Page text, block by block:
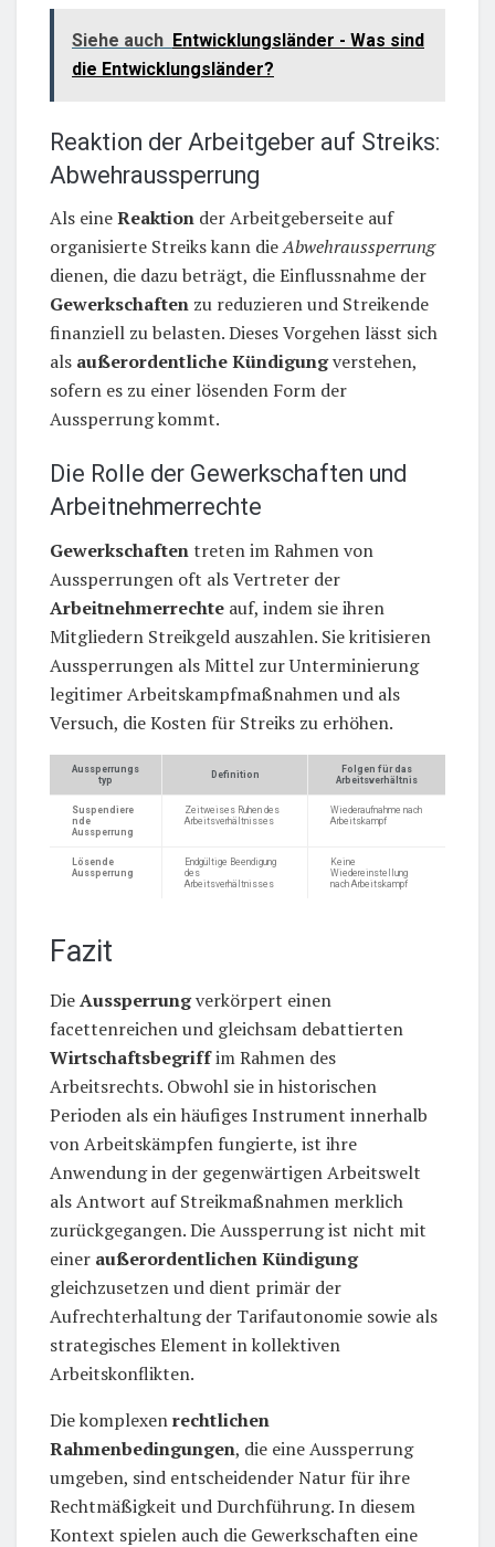
Siehe auch Entwicklungsländer - Was sind
die Entwicklungsländer?
Reaktion der Arbeitgeber auf Streiks:
Abwehraussperrung
Als eineReaktion der Arbeitgeberseite auf
organisierte Streiks kann dieAbwehraussperrung
dienen, die dazu beträgt, die Einflussnahme der
Gewerkschaften zu reduzieren und Streikende
finanziell zu belasten. Dieses Vorgehen lässt sich
als außerordentliche Kündigungverstehen,
sofern es zu einer lösenden Form der
Aussperrung kommt.
Die Rolle der Gewerkschaften und
Arbeitnehmerrechte
Gewerkschaftentreten im Rahmen von
Aussperrungen oft als Vertreter der
Arbeitnehmerrechte auf, indem sie ihren
Mitgliedern Streikgeld auszahlen. Sie kritisieren
Aussperrungen als Mittel zur Unterminierung
legitimer Arbeitskampfmaßnahmen und als
Versuch, die Kosten für Streiks zu erhöhen.
Aussperrungs
typ
Definition
Folgen für das
Arbeitsverhältnis
Suspendiere
nde
Aussperrung
Zeitweises Ruhen des
Arbeitsverhältnisses
Wiederaufnahme nach
Arbeitskampf
Lösende
Aussperrung
Endgültige Beendigung
des
Arbeitsverhältnisses
Keine
Wiedereinstellung
nach Arbeitskampf
Fazit
DieAussperrungverkörpert einen
facettenreichen und gleichsam debattierten
Wirtschaftsbegriffim Rahmen des
Arbeitsrechts. Obwohl sie in historischen
Perioden als ein häufiges Instrument innerhalb
von Arbeitskämpfen fungierte, ist ihre
Anwendung in der gegenwärtigen Arbeitswelt
als Antwort auf Streikmaßnahmen merklich
zurückgegangen. Die Aussperrung ist nicht mit
einer außerordentlichen Kündigung
gleichzusetzen und dient primär der
Aufrechterhaltung der Tarifautonomie sowie als
strategisches Element in kollektiven
Arbeitskonflikten.
Die komplexenrechtlichen
Rahmenbedingungen, die eine Aussperrung
umgeben, sind entscheidender Natur für ihre
Rechtmäßigkeit und Durchführung. In diesem
Kontext spielen auch die Gewerkschaften eine